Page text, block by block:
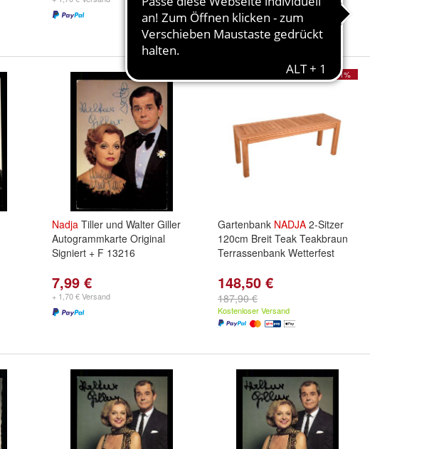
Nadja Tiller und Walter Giller
Autogrammkarte Original
Signiert + F 13216
7,99 €
+ 1,70 € Versand
- 21%
Gartenbank NADJA 2-Sitzer
120cm Breit Teak Teakbraun
Terrassenbank Wetterfest
148,50 €
187,90 €
Kostenloser Versand